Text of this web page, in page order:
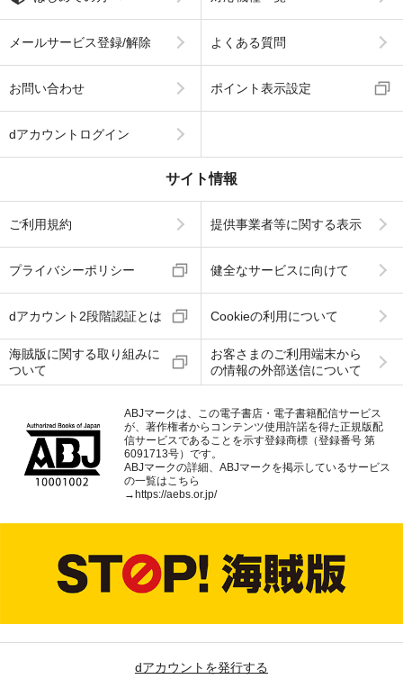
メールサービス登録/解除 よくある質問
お問い合わせ ポイント表示設定
dアカウントログイン
サイト情報
ご利用規約 提供事業者等に関する表示
プライバシーポリシー 健全なサービスに向けて
dアカウント2段階認証とは Cookieの利用について
海賊版に関する取り組みに
ついて
お客さまのご利用端末から
の情報の外部送信について
ABJマークは、この電子書店・電子書籍配信サービス
が、著作権者からコンテンツ使用許諾を得た正規版配
信サービスであることを示す登録商標（登録番号 第
6091713号）です。
ABJマークの詳細、ABJマークを掲示しているサービス
の一覧はこちら
→ https://aebs.or.jp/
dアカウントを発行する